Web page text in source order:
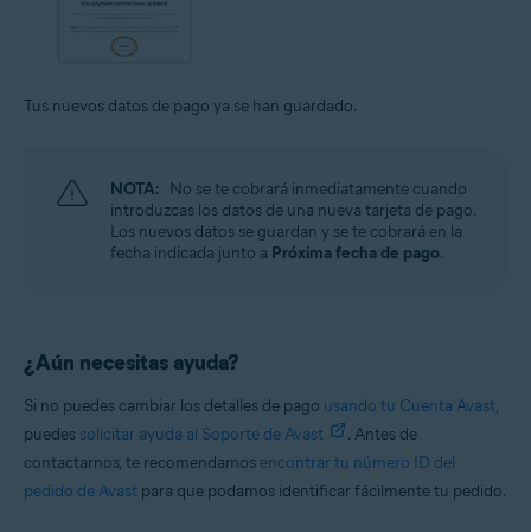
Tus nuevos datos de pago ya se han guardado.
NOTA: No se te cobrará inmediatamente cuando
introduzcas los datos de una nueva tarjeta de pago.
Los nuevos datos se guardan y se te cobrará en la
fecha indicada junto a Próxima fecha de pago.
¿Aún necesitas ayuda?
Si no puedes cambiar los detalles de pago usando tu Cuenta Avast,
puedes solicitar ayuda al Soporte de Avast
. Antes de
contactarnos, te recomendamos encontrar tu número ID del
pedido de Avast para que podamos identificar fácilmente tu pedido.